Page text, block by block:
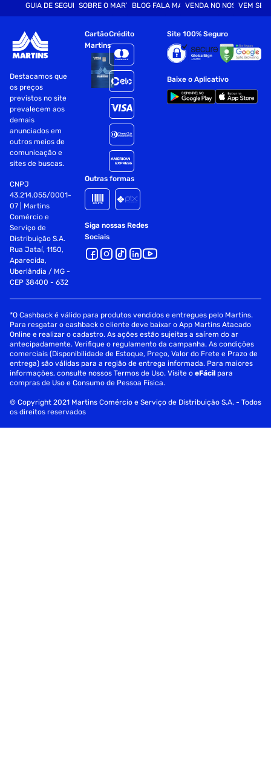
GUIA DE SEGURANÇASOBRE O MARTINSBLOG FALA MARTVENDA NO NOSSO SITE
VEM SER
Destacamos que
os preços
previstos no site
prevalecem aos
demais
anunciados em
outros meios de
comunicação e
sites de buscas.
CNPJ
43.214.055/0001-
07 | Martins
Comércio e
Serviço de
Distribuição S.A.
Rua Jataí, 1150,
Aparecida,
Uberlândia / MG -
CEP 38400 - 632
Cartão
Martins
Crédito
Outras formas
Siga nossas Redes
Sociais
Site 100% Seguro
Baixe o Aplicativo
*O Cashback é válido para produtos vendidos e entregues pelo Martins.
Para resgatar o cashback o cliente deve baixar o App Martins Atacado
Online e realizar o cadastro. As ações estão sujeitas a saírem do ar
antecipadamente. Verifique o regulamento da campanha. As condições
comerciais (Disponibilidade de Estoque, Preço, Valor do Frete e Prazo de
entrega) são válidas para a região de entrega informada. Para maiores
informações, consulte nossos Termos de Uso. Visite oeFácil para
compras de Uso e Consumo de Pessoa Física.
© Copyright 2021 Martins Comércio e Serviço de Distribuição S.A. - Todos
os direitos reservados